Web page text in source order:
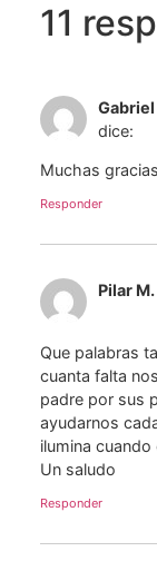
11
Gabriel
dice:
Muchas
Responder
Pilar M.
Que palabras
cuanta falta
padre por sus
ayudarnos
ilumina cuando
Un saludo
Responder